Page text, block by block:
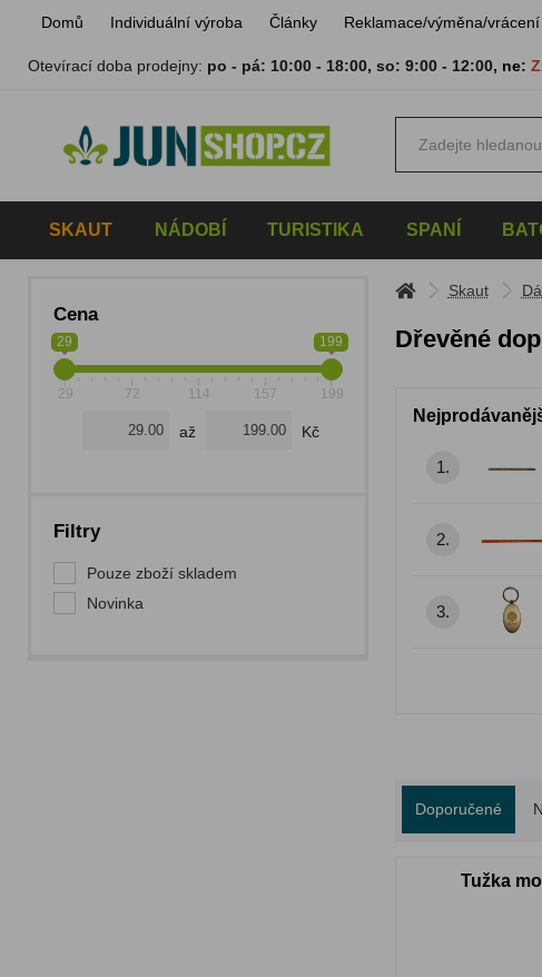
Domů Individuální výroba Články Reklamace/výměna/vrácení
Otevírací doba prodejny: po - pá: 10:00 - 18:00,so: 9:00 - 12:00, ne:
SKAUT NÁDOBÍ TURISTIKA SPANÍ
Cena
29 199
29 72 114 157 199
až Kč
Filtry
Pouze zboží skladem
Novinka
Skaut
Dřevěné
1.
2.
3.
Doporučené
Tužka